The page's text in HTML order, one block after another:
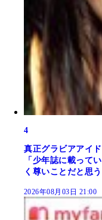
4
真正グラビアアイ
「少年誌に載って
く尊いことだと思う
2026年08月03日 21:00